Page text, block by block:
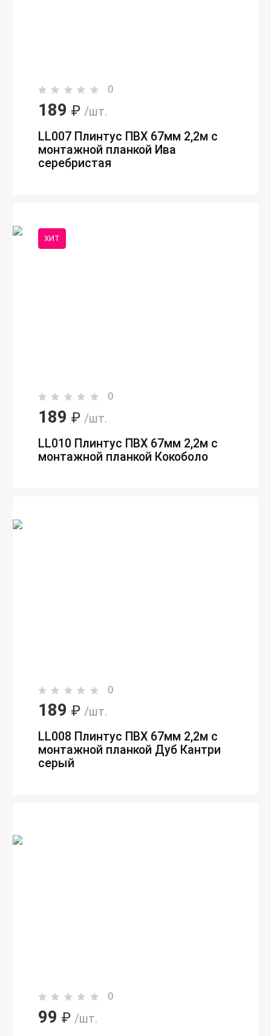
0
189 ₽ /шт.
LL007 Плинтус ПВХ 67мм 2,2м с
монтажной планкой Ива
серебристая
ХИТ
0
189 ₽ /шт.
LL010 Плинтус ПВХ 67мм 2,2м с
монтажной планкой Кокоболо
0
189 ₽ /шт.
LL008 Плинтус ПВХ 67мм 2,2м с
монтажной планкой Дуб Кантри
серый
0
99 ₽ /шт.